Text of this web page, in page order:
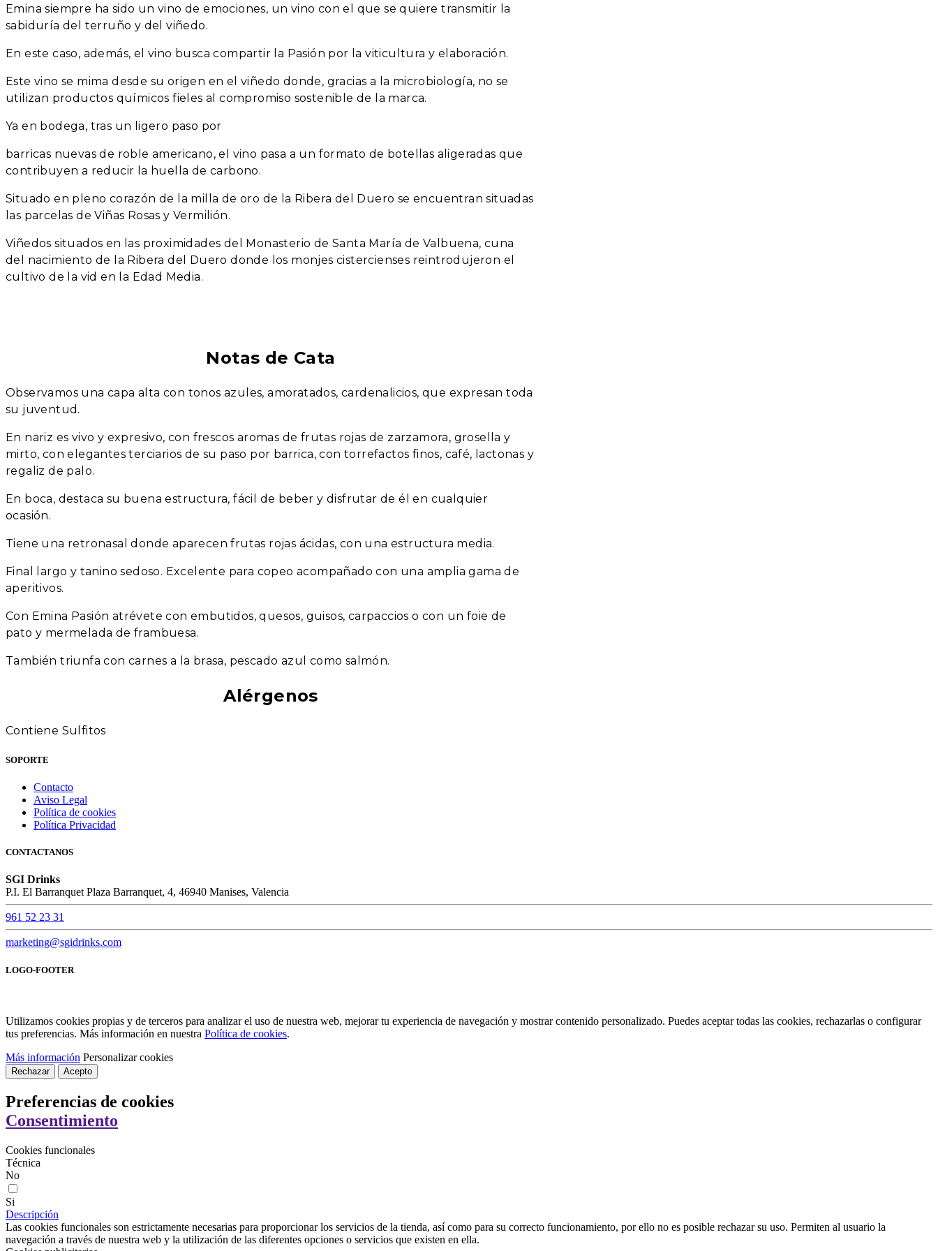
Emina siempre ha sido un vino de emociones, un vino con el que se quiere transmitir la
sabiduría del terruño y del viñedo.
En este caso, además, el vino busca compartir la Pasión por la viticultura y elaboración.
Este vino se mima desde su origen en el viñedo donde, gracias a la microbiología, no se
utilizan productos químicos fieles al compromiso sostenible de la marca.
Ya en bodega, tras un ligero paso por
barricas nuevas de roble americano, el vino pasa a un formato de botellas aligeradas que
contribuyen a reducir la huella de carbono.
Situado en pleno corazón de la milla de oro de la Ribera del Duero se encuentran situadas
las parcelas de Viñas Rosas y Vermilión.
Viñedos situados en las proximidades del Monasterio de Santa María de Valbuena, cuna
del nacimiento de la Ribera del Duero donde los monjes cistercienses reintrodujeron el
cultivo de la vid en la Edad Media.
Notas de Cata
Observamos una capa alta con tonos azules, amoratados, cardenalicios, que expresan toda
su juventud.
En nariz es vivo y expresivo, con frescos aromas de frutas rojas de zarzamora, grosella y
mirto, con elegantes terciarios de su paso por barrica, con torrefactos finos, café, lactonas y
regaliz de palo.
En boca, destaca su buena estructura, fácil de beber y disfrutar de él en cualquier
ocasión.
Tiene una retronasal donde aparecen frutas rojas ácidas, con una estructura media.
Final largo y tanino sedoso. Excelente para copeo acompañado con una amplia gama de
aperitivos.
Con Emina Pasión atrévete con embutidos, quesos, guisos, carpaccios o con un foie de
pato y mermelada de frambuesa.
También triunfa con carnes a la brasa, pescado azul como salmón.
Alérgenos
Contiene Sulfitos
SOPORTE
Contacto
Aviso Legal
Política de cookies
Política Privacidad
CONTACTANOS
SGI Drinks
P.I. El Barranquet Plaza Barranquet, 4, 46940 Manises, Valencia
961 52 23 31
marketing@sgidrinks.com
LOGO-FOOTER
Utilizamos cookies propias y de terceros para analizar el uso de nuestra web, mejorar tu experiencia de navegación y mostrar contenido personalizado. Puedes aceptar todas las cookies, rechazarlas o configurar
tus preferencias. Más información en nuestra Política de cookies.
Más información Personalizar cookies
Rechazar Acepto
Preferencias de cookies
Consentimiento
Cookies funcionales
Técnica
No
Si
Descripción
Las cookies funcionales son estrictamente necesarias para proporcionar los servicios de la tienda, así como para su correcto funcionamiento, por ello no es posible rechazar su uso. Permiten al usuario la
navegación a través de nuestra web y la utilización de las diferentes opciones o servicios que existen en ella.